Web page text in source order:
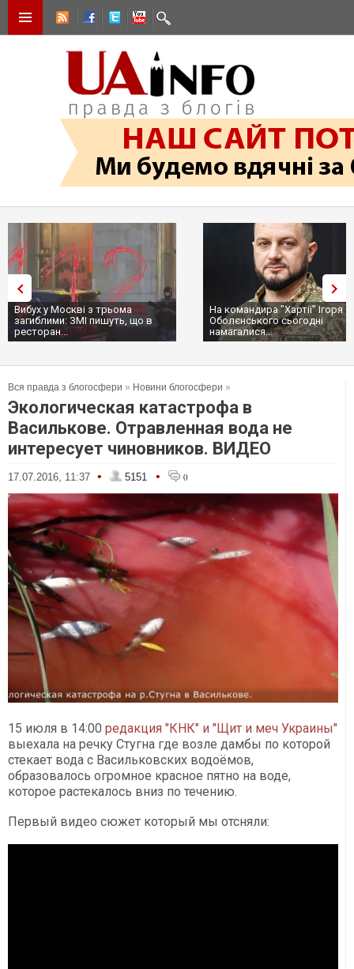
Вибух у Москві з трьома
загиблими: ЗМІ пишуть, що в
ресторан...
На командира "Хартії" Ігоря
Оболєнського сьогодні
намагалися...
Вся правда з блогосфери » Новини блогосфери »
Экологическая катастрофа в
Василькове. Отравленная вода не
интересует чиновников. ВИДЕО
17.07.2016, 11:37 • 5151 • 0
15 июля в 14:00 редакция "КНК" и "Щит и меч Украины"
выехала на речку Стугна где возле дамбы по которой
стекает вода с Васильковских водоёмов,
образовалось огромное красное пятно на воде,
которое растекалось вниз по течению.
Первый видео сюжет который мы отсняли: